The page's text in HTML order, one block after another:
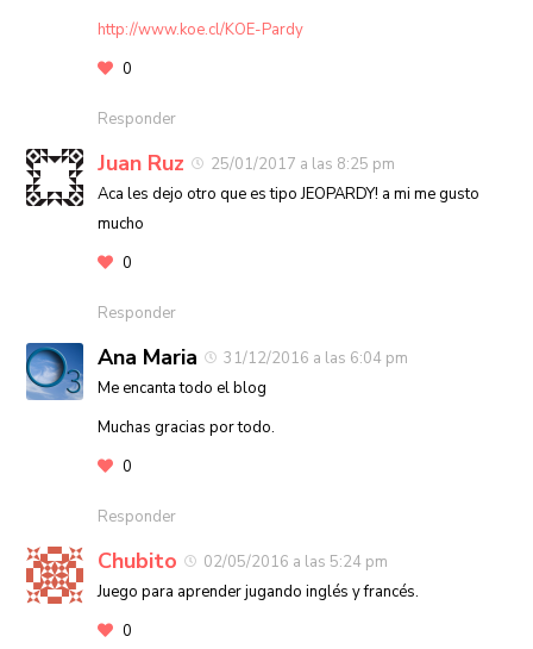
http://www.koe.cl/KOE-Pardy
0
Responder
Juan Ruz
25/01/2017 a las 8:25 pm
Aca les dejo otro que es tipo JEOPARDY! a mi me gusto
mucho
0
Responder
Ana Maria
31/12/2016 a las 6:04 pm
Me encanta todo el blog
Muchas gracias por todo.
0
Responder
Chubito
02/05/2016 a las 5:24 pm
Juego para aprender jugando inglés y francés.
0